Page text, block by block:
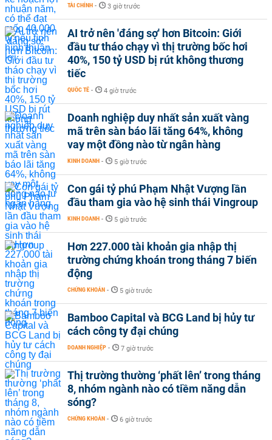
TÀI CHÍNH - 3 giờ trước
AI trở nên 'đáng sợ' hơn Bitcoin: Giới
đầu tư tháo chạy vì thị trường bốc hơi
40%, 150 tỷ USD bị rút không thương
tiếc
QUỐC TẾ - 4 giờ trước
Doanh nghiệp duy nhất sản xuất vàng
mã trên sàn báo lãi tăng 64%, không
vay một đồng nào từ ngân hàng
KINH DOANH - 5 giờ trước
Con gái tỷ phú Phạm Nhật Vượng lần
đầu tham gia vào hệ sinh thái Vingroup
KINH DOANH - 5 giờ trước
Hơn 227.000 tài khoản gia nhập thị
trường chứng khoán trong tháng 7 biến
động
CHỨNG KHOÁN - 5 giờ trước
Bamboo Capital và BCG Land bị hủy tư
cách công ty đại chúng
DOANH NGHIỆP - 7 giờ trước
Thị trường thường ‘phất lên’ trong tháng
8, nhóm ngành nào có tiềm năng dẫn
sóng?
CHỨNG KHOÁN - 6 giờ trước